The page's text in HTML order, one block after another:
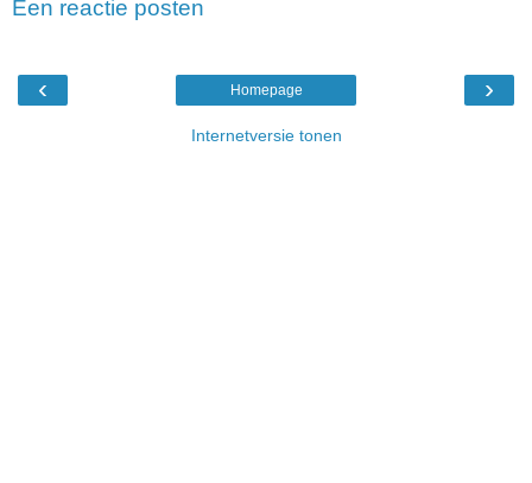
Een reactie posten
‹ ›
Homepage
Internetversie tonen